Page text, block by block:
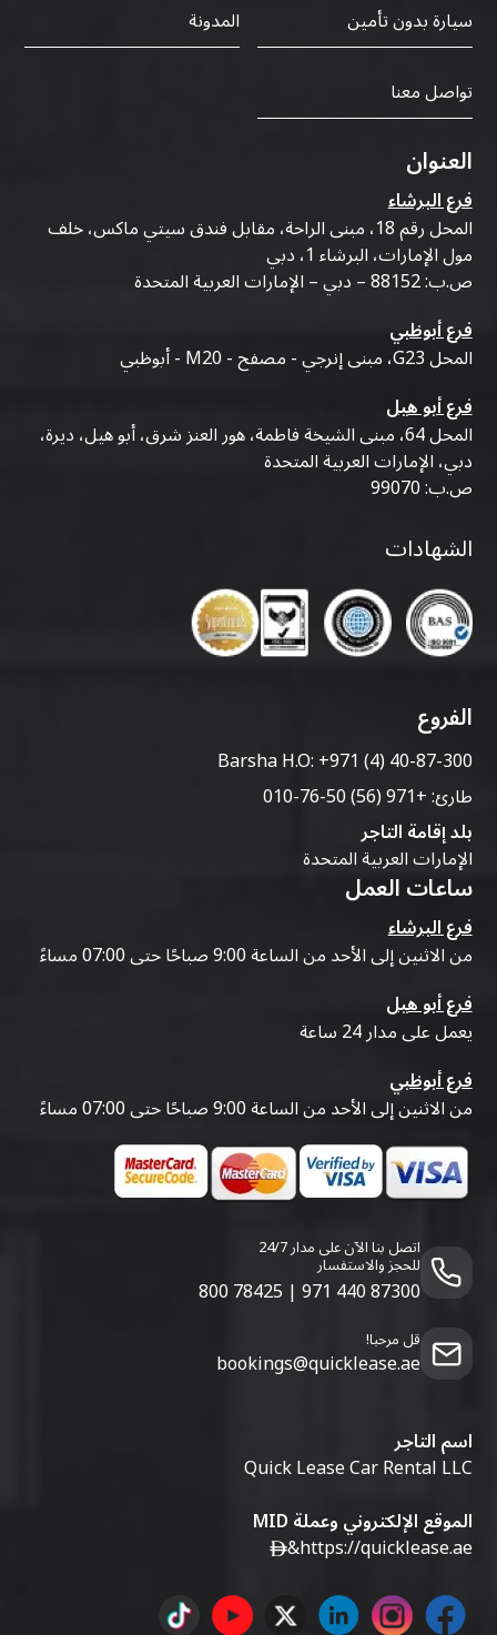
سيارة بدون تأمين
المدونة
تواصل معنا
العنوان
فرع البرشاء
المحل رقم 18، مبنى الراحة، مقابل فندق سيتي ماكس، خلف
مول الإمارات، البرشاء 1، دبي
ص.ب: 88152 – دبي – الإمارات العربية المتحدة
فرع أبوظبي
المحل G23، مبنى إنرجي - مصفح - M20 - أبوظبي
فرع أبو هيل
المحل 64، مبنى الشيخة فاطمة، هور العنز شرق، أبو هيل، ديرة،
دبي، الإمارات العربية المتحدة
ص.ب: 99070
الشهادات
الفروع
Barsha H.O:+971 (4) 40-87-300
طارئ:+971 (56) 50-76-010
بلد إقامة التاجر
الإمارات العربية المتحدة
ساعات العمل
فرع البرشاء
من الاثنين إلى الأحد من الساعة 9:00 صباحًا حتى 07:00 مساءً
فرع أبو هيل
يعمل على مدار 24 ساعة
فرع أبوظبي
من الاثنين إلى الأحد من الساعة 9:00 صباحًا حتى 07:00 مساءً
اتصل بنا الآن على مدار 24/7
للحجز والاستفسار
800 78425 | 971 440 87300
قل مرحبا!
bookings@quicklease.ae
اسم التاجر
Quick Lease Car Rental LLC
الموقع الإلكتروني وعملة MID
https://quicklease.ae
&